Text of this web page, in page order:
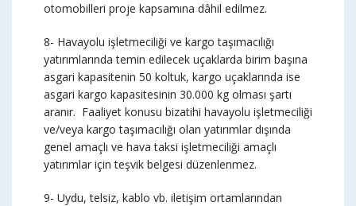
otomobilleri proje kapsamına dâhil edilmez.
8- Havayolu işletmeciliği ve kargo taşımacılığı
yatırımlarında temin edilecek uçaklarda birim başına
asgari kapasitenin 50 koltuk, kargo uçaklarında ise
asgari kargo kapasitesinin 30.000 kg olması şartı
aranır. Faaliyet konusu bizatihi havayolu işletmeciliği
ve/veya kargo taşımacılığı olan yatırımlar dışında
genel amaçlı ve hava taksi işletmeciliği amaçlı
yatırımlar için teşvik belgesi düzenlenmez.
9- Uydu, telsiz, kablo vb. iletişim ortamlarından